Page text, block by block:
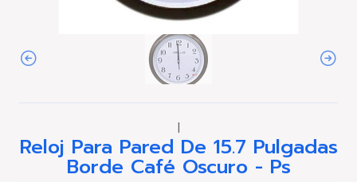
|
Reloj Para Pared De 15.7 Pulgadas
Borde Café Oscuro - Ps